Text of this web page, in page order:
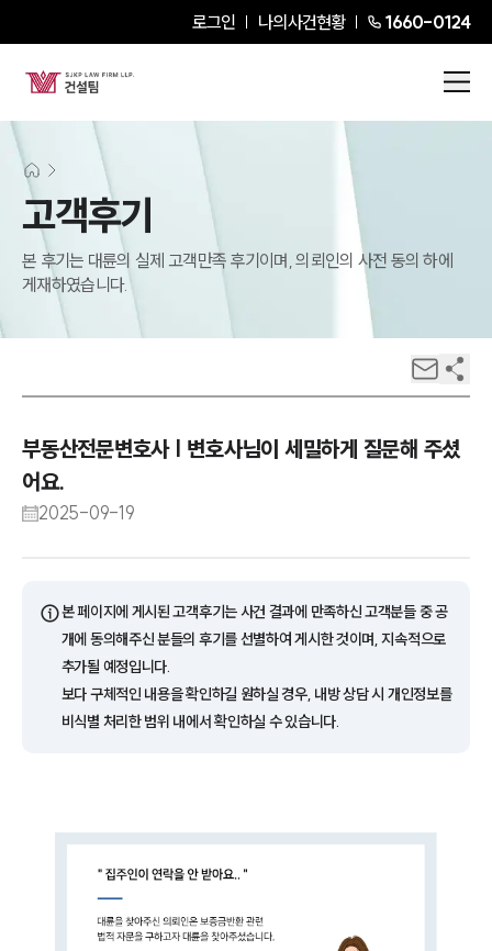
로그인 나의사건현황 1660-0124
고객후기
본 후기는 대륜의 실제 고객만족 후기이며, 의뢰인의 사전 동의 하에
게재하였습니다.
부동산전문변호사 | 변호사님이 세밀하게 질문해 주셨
어요.
2025-09-19
ⓘ본 페이지에 게시된 고객후기는 사건 결과에 만족하신 고객분들 중 공
개에 동의해주신 분들의 후기를 선별하여 게시한 것이며, 지속적으로
추가될 예정입니다.
보다 구체적인 내용을 확인하길 원하실 경우, 내방 상담 시 개인정보를
비식별 처리한 범위 내에서 확인하실 수 있습니다.